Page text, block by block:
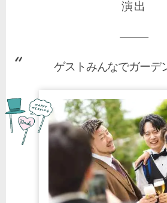
演出
ゲストみんなでガーデ